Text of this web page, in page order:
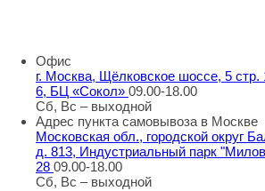
Офис
г. Москва, Щёлковское шоссе, 5
6, БЦ «Сокол» 09.00-18.00
Сб, Вс – выходной
Адрес пункта самовывоза в Москве
Московская обл., городской округ
д. 813, Индустриальный парк
28 09.00-18.00
Сб, Вс – выходной